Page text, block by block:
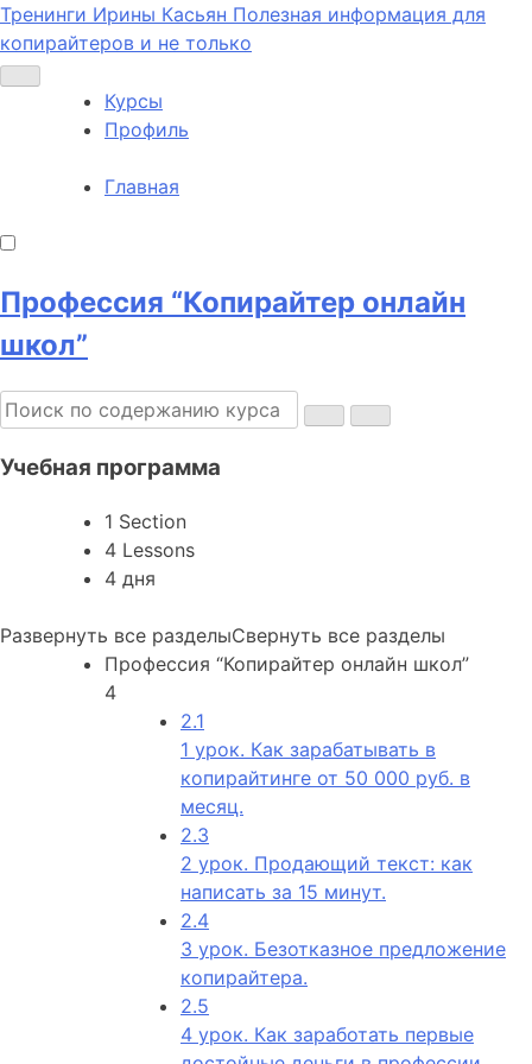
Тренинги Ирины Касьян Полезная информация для
копирайтеров и не только
Курсы
Профиль
Главная
Профессия “Копирайтер онлайн
школ”
Учебная программа
1 Section
4 Lessons
4 дня
Развернуть все разделыСвернуть все разделы
Профессия “Копирайтер онлайн школ”
4
2.1
1 урок. Как зарабатывать в
копирайтинге от 50 000 руб. в
месяц.
2.3
2 урок. Продающий текст: как
написать за 15 минут.
2.4
3 урок. Безотказное предложение
копирайтера.
2.5
4 урок. Как заработать первые